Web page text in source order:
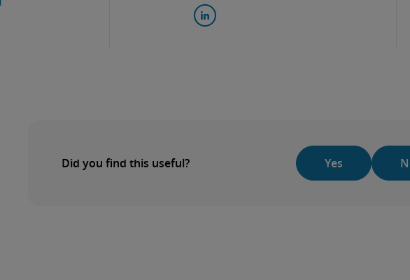
Did you find this useful? Yes